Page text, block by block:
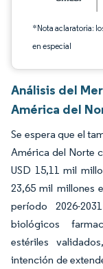
*Nota aclaratoria:
en especial
Análisis del
América del
Se espera que el
América del Norte
USD 15,11 mil
23,65 mil millones
período 2026-
biológicos
estériles
intención de